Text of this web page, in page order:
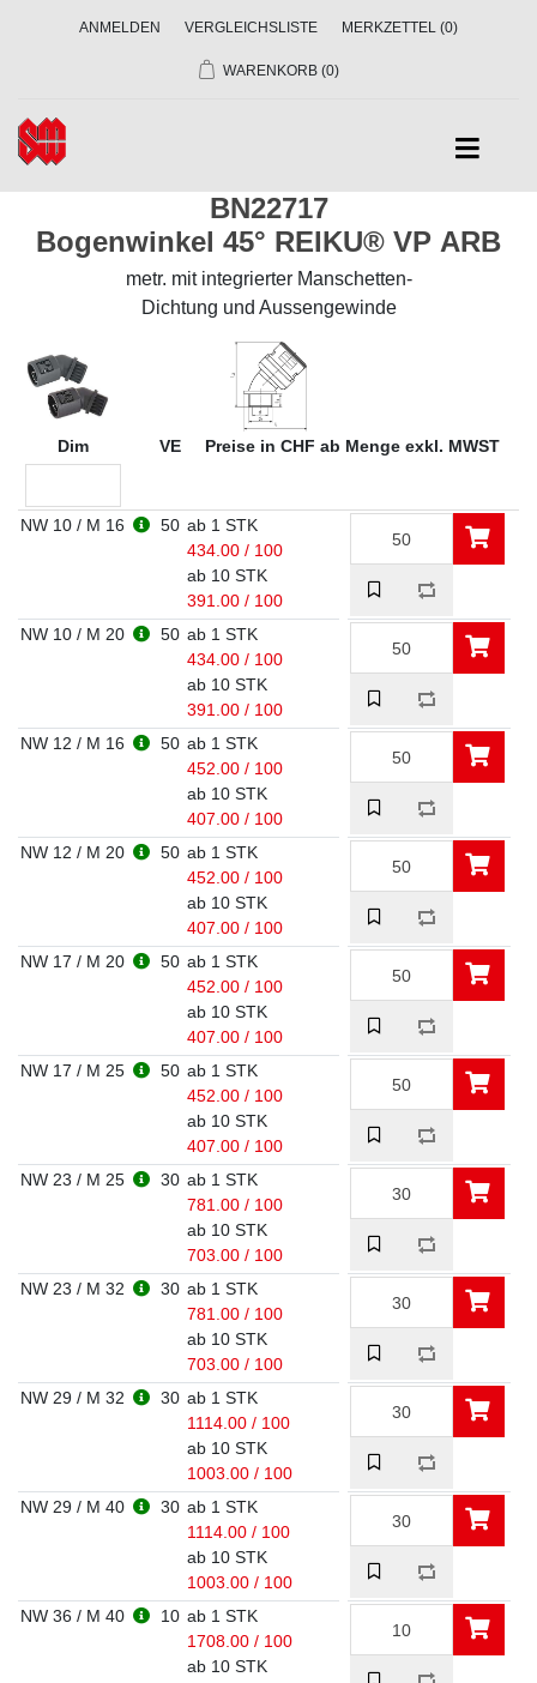
ANMELDEN VERGLEICHSLISTE MERKZETTEL (0)
WARENKORB (0)
BN22717
Bogenwinkel 45° REIKU® VP ARB
metr. mit integrierter Manschetten-
Dichtung und Aussengewinde
Dim VE Preise in CHF ab Menge exkl. MWST
NW 10 / M 16 50 ab 1 STK
434.00 / 100
ab 10 STK
391.00 / 100
NW 10 / M 20
50 ab 1 STK
434.00 / 100
ab 10 STK
391.00 / 100
NW 12 / M 16
50 ab 1 STK
452.00 / 100
ab 10 STK
407.00 / 100
NW 12 / M 20
50 ab 1 STK
452.00 / 100
ab 10 STK
407.00 / 100
NW 17 / M 20
50 ab 1 STK
452.00 / 100
ab 10 STK
407.00 / 100
NW 17 / M 25
50 ab 1 STK
452.00 / 100
ab 10 STK
407.00 / 100
NW 23 / M 25
30 ab 1 STK
781.00 / 100
ab 10 STK
703.00 / 100
NW 23 / M 32
30 ab 1 STK
781.00 / 100
ab 10 STK
703.00 / 100
NW 29 / M 32
30 ab 1 STK
1114.00 / 100
ab 10 STK
1003.00 / 100
NW 29 / M 40
30 ab 1 STK
1114.00 / 100
ab 10 STK
1003.00 / 100
NW 36 / M 40
10 ab 1 STK
1708.00 / 100
ab 10 STK